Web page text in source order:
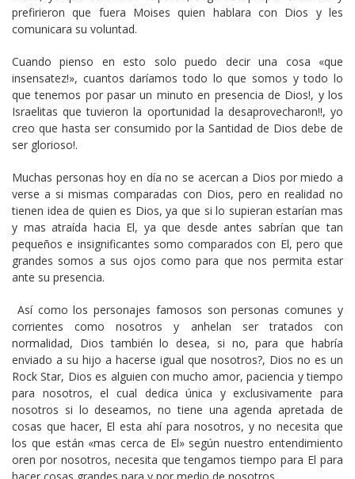
prefirieron que fuera Moises quien hablara con Dios y les
comunicara su voluntad.
Cuando pienso en esto solo puedo decir una cosa «que
insensatez!», cuantos daríamos todo lo que somos y todo lo
que tenemos por pasar un minuto en presencia de Dios!, y los
Israelitas que tuvieron la oportunidad la desaprovecharon!!, yo
creo que hasta ser consumido por la Santidad de Dios debe de
ser glorioso!.
Muchas personas hoy en día no se acercan a Dios por miedo a
verse a si mismas comparadas con Dios, pero en realidad no
tienen idea de quien es Dios, ya que si lo supieran estarían mas
y mas atraída hacia El, ya que desde antes sabrían que tan
pequeños e insignificantes somo comparados con El, pero que
grandes somos a sus ojos como para que nos permita estar
ante su presencia.
Así como los personajes famosos son personas comunes y
corrientes como nosotros y anhelan ser tratados con
normalidad, Dios también lo desea, si no, para que habría
enviado a su hijo a hacerse igual que nosotros?, Dios no es un
Rock Star, Dios es alguien con mucho amor, paciencia y tiempo
para nosotros, el cual dedica única y exclusivamente para
nosotros si lo deseamos, no tiene una agenda apretada de
cosas que hacer, El esta ahí para nosotros, y no necesita que
los que están «mas cerca de El» según nuestro entendimiento
oren por nosotros, necesita que tengamos tiempo para El para